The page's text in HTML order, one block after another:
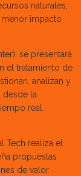
naturales,
impacto
se presentará
el tratamiento de
analizan y
desde la
real.
Tech realiza el
propuestas
de valor